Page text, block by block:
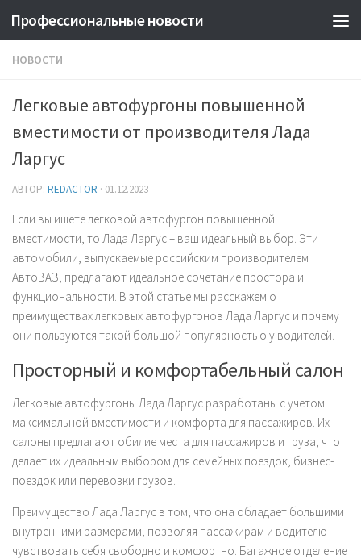
Профессиональные новости
НОВОСТИ
Легковые автофургоны повышенной
вместимости от производителя Лада
Ларгус
АВТОР: REDACTOR · 01.12.2023
Если вы ищете легковой автофургон повышенной
вместимости, то Лада Ларгус – ваш идеальный выбор. Эти
автомобили, выпускаемые российским производителем
АвтоВАЗ, предлагают идеальное сочетание простора и
функциональности. В этой статье мы расскажем о
преимуществах легковых автофургонов Лада Ларгус и почему
они пользуются такой большой популярностью у водителей.
Просторный и комфортабельный салон
Легковые автофургоны Лада Ларгус разработаны с учетом
максимальной вместимости и комфорта для пассажиров. Их
салоны предлагают обилие места для пассажиров и груза, что
делает их идеальным выбором для семейных поездок, бизнес-
поездок или перевозки грузов.
Преимущество Лада Ларгус в том, что она обладает большими
внутренними размерами, позволяя пассажирам и водителю
чувствовать себя свободно и комфортно. Багажное отделение